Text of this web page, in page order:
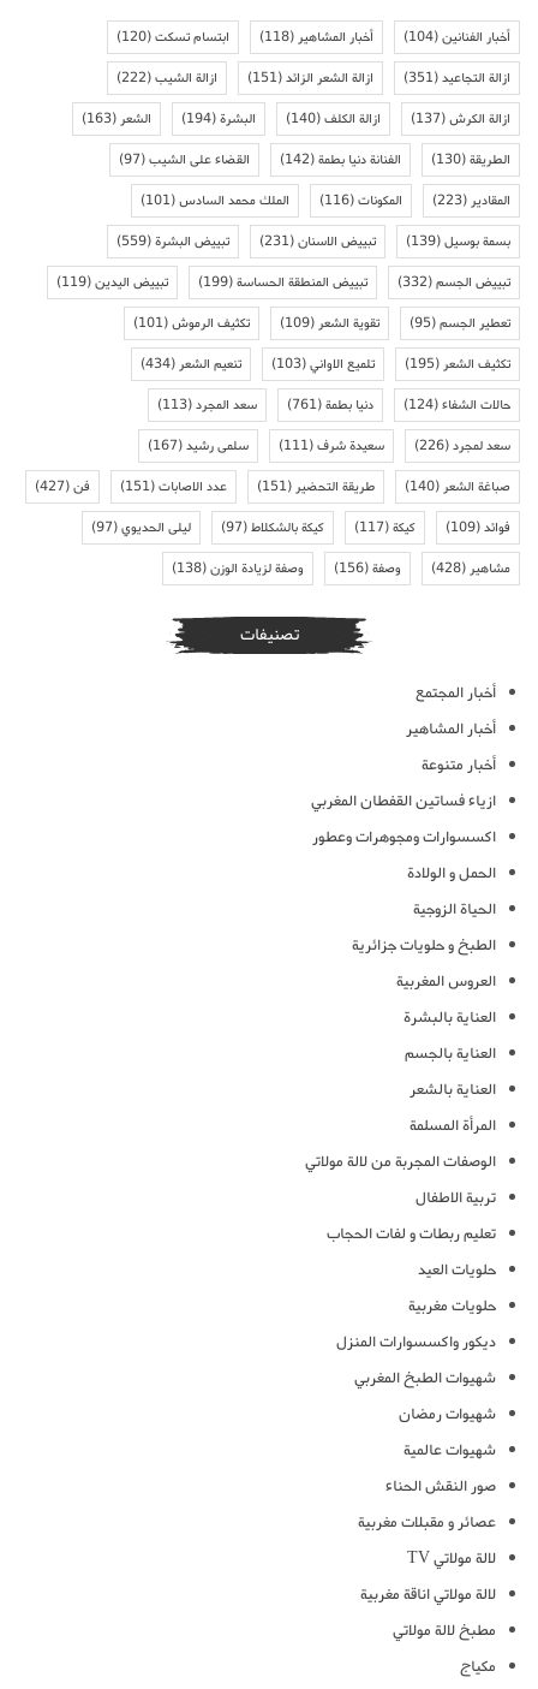
أخبار الفنانين(104) أخبار المشاهير(118) ابتسام تسكت(120)
ازالة التجاعيد(351) ازالة الشعر الزائد(151) ازالة الشيب(222)
ازالة الكرش(137) ازالة الكلف(140) البشرة(194) الشعر(163)
الطريقة(130) الفنانة دنيا بطمة(142) القضاء على الشيب(97)
المقادير(223) المكونات(116) الملك محمد السادس(101)
بسمة بوسيل(139) تبييض الاسنان(231) تبييض البشرة(559)
تبييض الجسم(332) تبييض المنطقة الحساسة(199) تبييض اليدين(119)
تعطير الجسم(95) تقوية الشعر(109) تكثيف الرموش(101)
تكثيف الشعر(195) تلميع الاواني(103) تنعيم الشعر(434)
حالات الشفاء(124) دنيا بطمة(761) سعد المجرد(113)
سعد لمجرد(226) سعيدة شرف(111) سلمى رشيد(167)
صباغة الشعر(140) طريقة التحضير(151) عدد الاصابات(151) فن(427)
فوائد(109) كيكة(117) كيكة بالشكلاط(97) ليلى الحديوي(97)
مشاهير(428) وصفة(156) وصفة لزيادة الوزن(138)
تصنيفات
أخبار المجتمع
أخبار المشاهير
أخبار متنوعة
ازياء فساتين القفطان المغربي
اكسسوارات ومجوهرات وعطور
الحمل و الولادة
الحياة الزوجية
الطبخ و حلويات جزائرية
العروس المغربية
العناية بالبشرة
العناية بالجسم
العناية بالشعر
المرأة المسلمة
الوصفات المجربة من لالة مولاتي
تربية الاطفال
تعليم ربطات و لفات الحجاب
حلويات العيد
حلويات مغربية
ديكور واكسسوارات المنزل
شهيوات الطبخ المغربي
شهيوات رمضان
شهيوات عالمية
صور النقش الحناء
عصائر و مقبلات مغربية
لالة مولاتي TV
لالة مولاتي اناقة مغربية
مطبخ لالة مولاتي
مكياج